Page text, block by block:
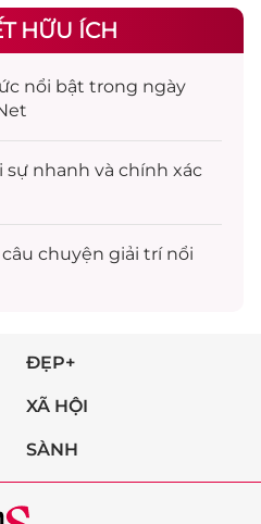
HỮU ÍCH
nổi bật trong ngày
sự nhanh và chính xác
chuyện giải trínổi
ĐẸP+
XÃ HỘI
SÀNH